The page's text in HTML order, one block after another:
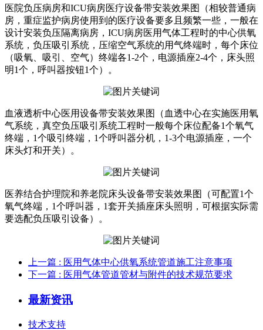
医院负压病房和ICU病房医疗设备带安装效果图（相较普通病
房，重症监护病房使用到的医疗设备要多且频繁一些，一般在
设计安装负压隔离病房，ICU病房医用气体工程时的中心供氧
系统，负压吸引系统，压缩空气系统的用气终端时，每个床位
（吸氧、吸引、空气）终端各1-2个，电源插座2-4个，床头照
明1个，呼叫器按钮1个）。
血液透析中心医用设备带安装效果图（血透中心在实施医用氧
气系统，真空负压吸引系统工程时一般每个床位配备1个氧气
终端，1个吸引终端，1个呼叫器分机，1-3个电源插座，一个
床头灯和开关）。
医养结合护理院和养老院床头设备带安装效果图（可配置1个
氧气终端，1个呼叫器，1套开关插座床头照明，可根据实际需
要选配负压吸引设备）。
上一篇 : 医用气体中心供氧系统管道施工注意事项
下一篇 : 医用气体管道管材与附件的技术规范要求
最新资讯
技术支持